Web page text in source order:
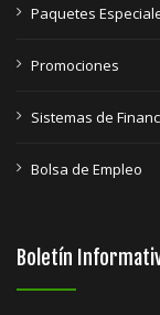
Paquetes
Promociones
Sistemas de
Bolsa de Empleo
Boletín